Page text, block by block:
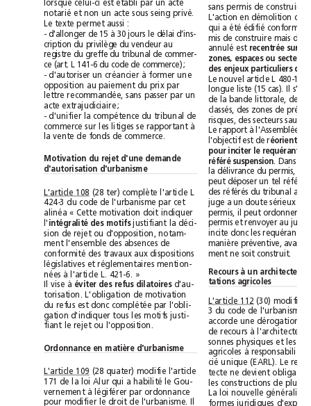
lorsque celui-ci est établi par un acte
notarié et non un acte sous seing privé.
Le texte permet aussi :
-d'allonger de 15 à 30 jours le délai d’ins-
cription du privilège du vendeur au
registre du greffe du tribunal de commer-
ce (art. L 141-6 du code de commerce);
- d'autoriser un créancier à former une
opposition au paiement du prix par
lettre recommandée, sans passer par un
acte extrajudiciaire;
- d'unifier la compétence du tribunal de
commerce sur les litiges se rapportant à
la vente de fonds de commerce.
Motivation du rejet d'une demande
d'autorisation d'urbanisme
L'article 108
(28 ter) complète l'article L
424-3 du code de l'urbanisme par cet
alinéa « Cette motivation doit indiquer
l'
intégralité des motifs justifiant la déci-
sion de rejet ou d'opposition, notam-
ment l'ensemble des absences de
conformité des travaux aux dispositions
législatives et réglementaires mention-
nées à l'article L. 421-6. »
Il vise à
éviter des refus dilatoires
d'au-
torisation. L'obligation de motivation
du refus est donc complétée par l'obli-
gation d'indiquer tous les motifs justi-
fiant le rejet ou l'opposition.
Ordonnance en matière d'urbanisme
L'article 109
(28 quater) modifie l'article
171 de la loi Alur qui a habilité le Gou-
vernement à légiférer par ordonnance
annulé est
l'objectif est de r
référé suspension
ment ne soit construit.
tations agricoles
L'article 112